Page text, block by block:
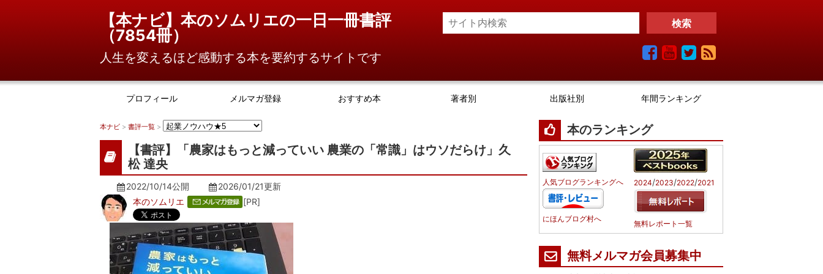
【本ナビ】本のソムリエの一日一冊書評
（7854冊）
人生を変えるほど感動する本を要約するサイトです
プロフィール メルマガ登録 おすすめ本 著者別 出版社別 年間ランキング
本ナビ > 書評一覧 >
【書評】「農家はもっと減っていい 農業の「常識」はウソだらけ」久
松 達央
2022/10/14公開 2026/01/21更新
本のソムリエ
[PR]
本のランキング
人気ブログランキングへ
にほんブログ村へ
2024/2023/2022/2021
無料レポート一覧
無料メルマガ会員募集中